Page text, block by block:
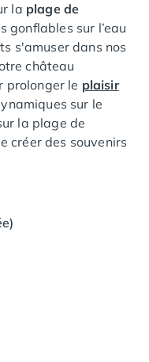
la plage de
gonflables sur l’eau
s'amuser dans nos
château
prolonger le plaisir
sur le
la plage de
créer des souvenirs